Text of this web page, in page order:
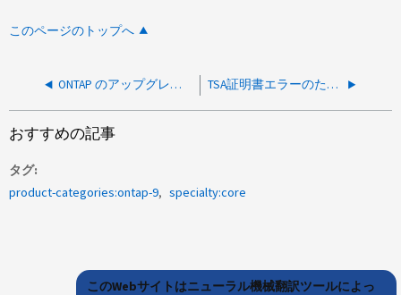
このページのトップへ
ONTAP のアップグレードタスクがエラーで中止されました：フィールド「 vserver 」を「 x 」に設定できませんでした TSA証明書エラーのため、ONTAPアップグレード検証チェックが失敗しました
おすすめの記事
タグ
product-categories:ontap-9
specialty:core
このWebサイトはニューラル機械翻訳ツールによっ